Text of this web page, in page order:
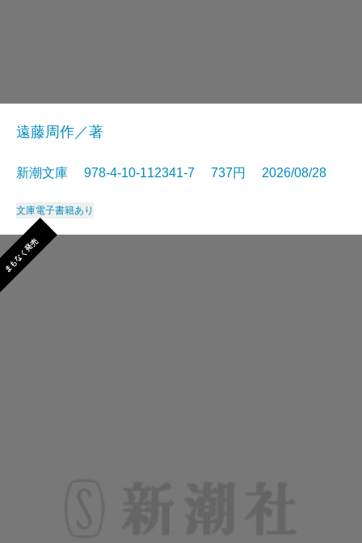
遠藤周作／著
新潮文庫 978-4-10-112341-7 737円 2026/08/28
文庫電子書籍あり
まもなく発売